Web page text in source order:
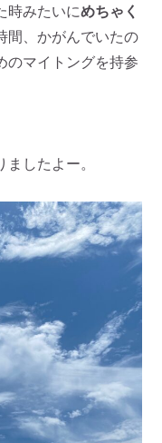
時みたいにめちゃく
、かがんでいたの
マイトングを持参
したよー。